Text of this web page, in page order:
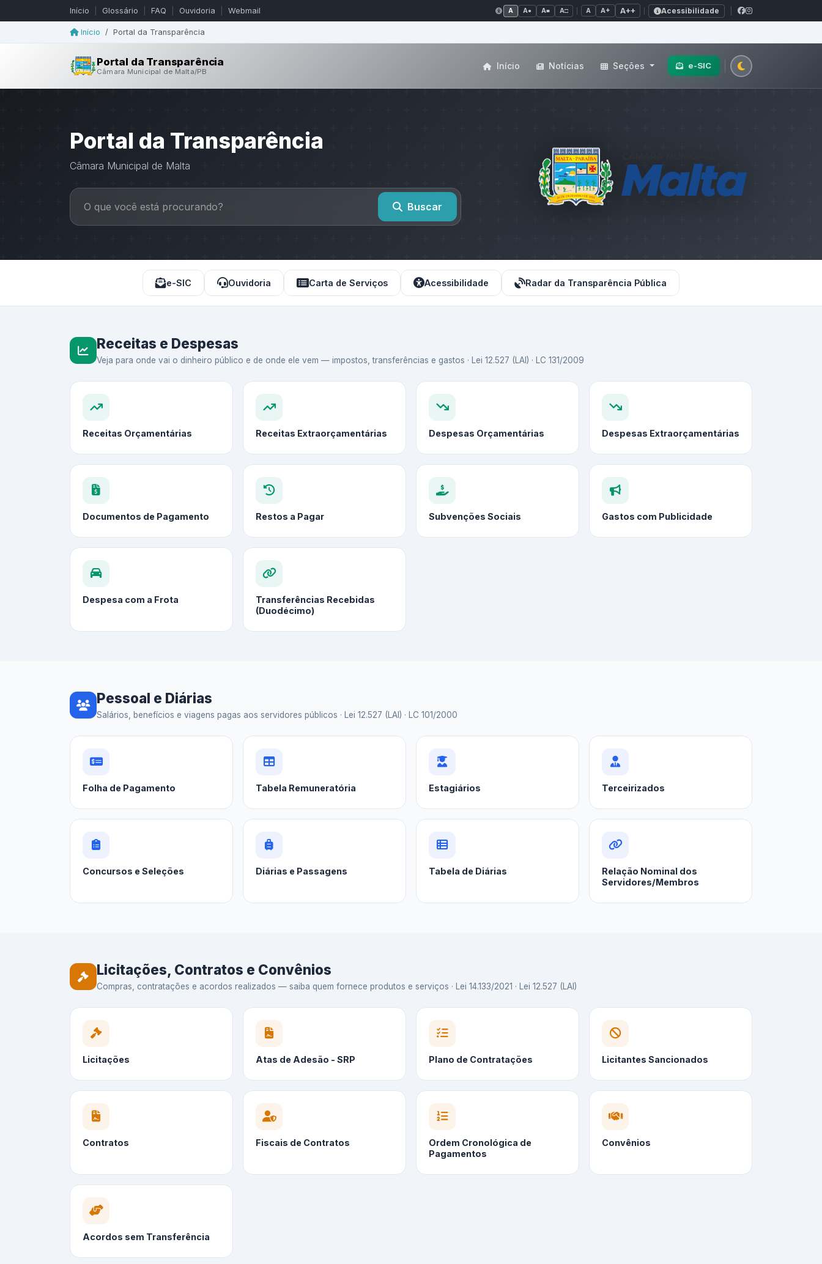
Início Glossário FAQ Ouvidoria Webmail A A● A■ A□ A A+ A++ Acessibilidade
Início / Portal da Transparência
Portal da Transparência
Câmara Municipal de Malta/PB
Início Notícias Seções e-SIC
Portal da Transparência
Câmara Municipal de Malta
Buscar
e-SIC Ouvidoria Carta de Serviços Acessibilidade Radar da Transparência Pública
Receitas e Despesas
Veja para onde vai o dinheiro público e de onde ele vem — impostos, transferências e gastos · Lei 12.527 (LAI) · LC 131/2009
Receitas Orçamentárias Receitas Extraorçamentárias Despesas Orçamentárias Despesas Extraorçamentárias
Documentos de Pagamento Restos a Pagar Subvenções Sociais Gastos com Publicidade
Despesa com a Frota
Transferências Recebidas
(Duodécimo)
Pessoal e Diárias
Salários, benefícios e viagens pagas aos servidores públicos · Lei 12.527 (LAI) · LC 101/2000
Folha de Pagamento Tabela Remuneratória Estagiários Terceirizados
Concursos e Seleções Diárias e Passagens Tabela de Diárias
Relação Nominal dos
Servidores/Membros
Licitações, Contratos e Convênios
Compras, contratações e acordos realizados — saiba quem fornece produtos e serviços · Lei 14.133/2021 · Lei 12.527 (LAI)
Licitações Atas de Adesão - SRP Plano de Contratações Licitantes Sancionados
Contratos Fiscais de Contratos
Ordem Cronológica de
Pagamentos
Convênios
Acordos sem Transferência